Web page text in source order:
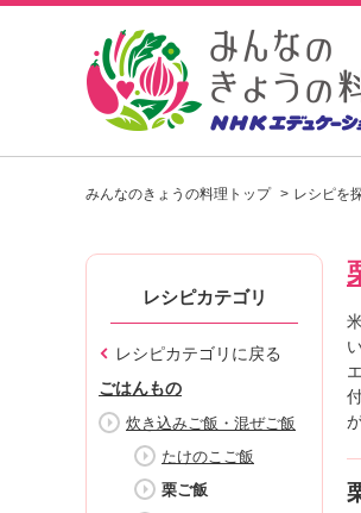
みんなのきょうの料理トップ レシピを
レシピカテゴリ
レシピカテゴリに戻る
ごはんもの
炊き込みご飯・混ぜご飯
たけのこご飯
栗ご飯